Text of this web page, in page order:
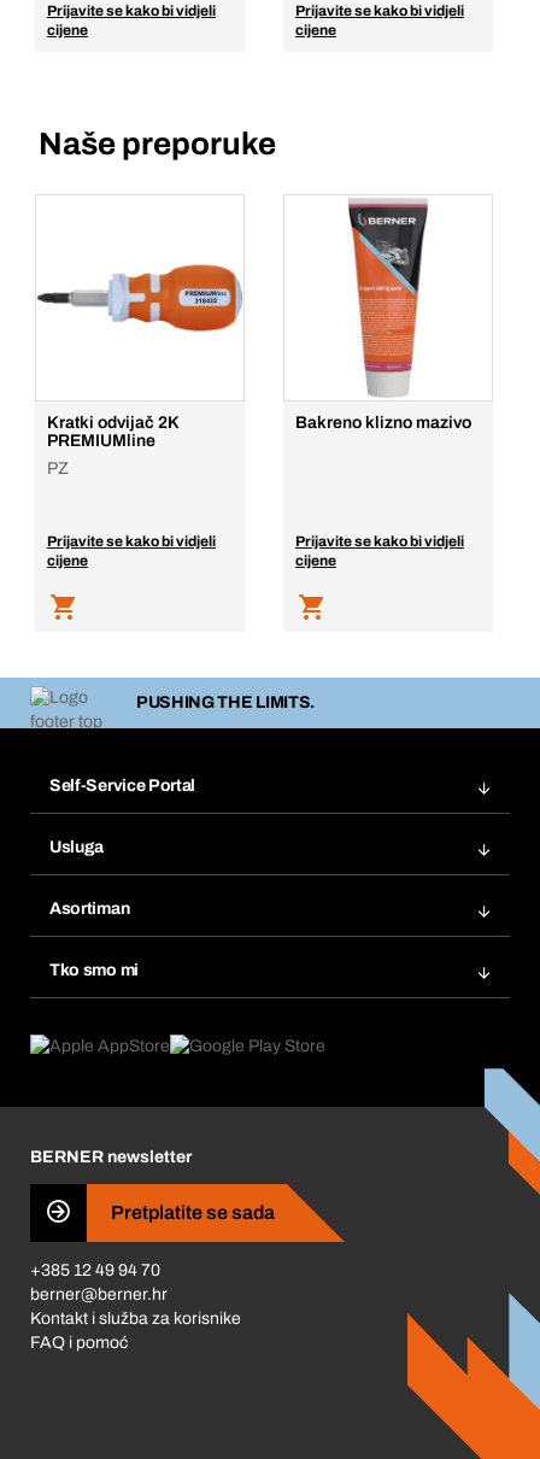
Prijavite se kako bi vidjeli
cijene
Prijavite se kako bi vidjeli
cijene
Naše preporuke
Kratki odvijač 2K
PREMIUMline
PZ
Prijavite se kako bi vidjeli
cijene
Bakreno klizno mazivo
Prijavite se kako bi vidjeli
cijene
PUSHING THE LIMITS.
Self-Service Portal
Popisi želja
Ponovno naručivanje
Pretplate
Usluga
Tražitelji proizvoda
Asortiman
Tko smo mi
Što nas pokreće
Business Conduct
BERNER newsletter
Pretplatite se sada
+385 12 49 94 70
berner@berner.hr
Kontakt i služba za korisnike
FAQ i pomoć